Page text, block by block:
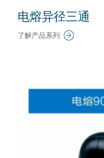
电熔异径三通
了解产品系列